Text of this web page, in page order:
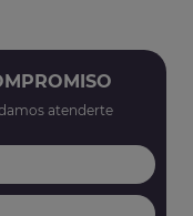
atenderte